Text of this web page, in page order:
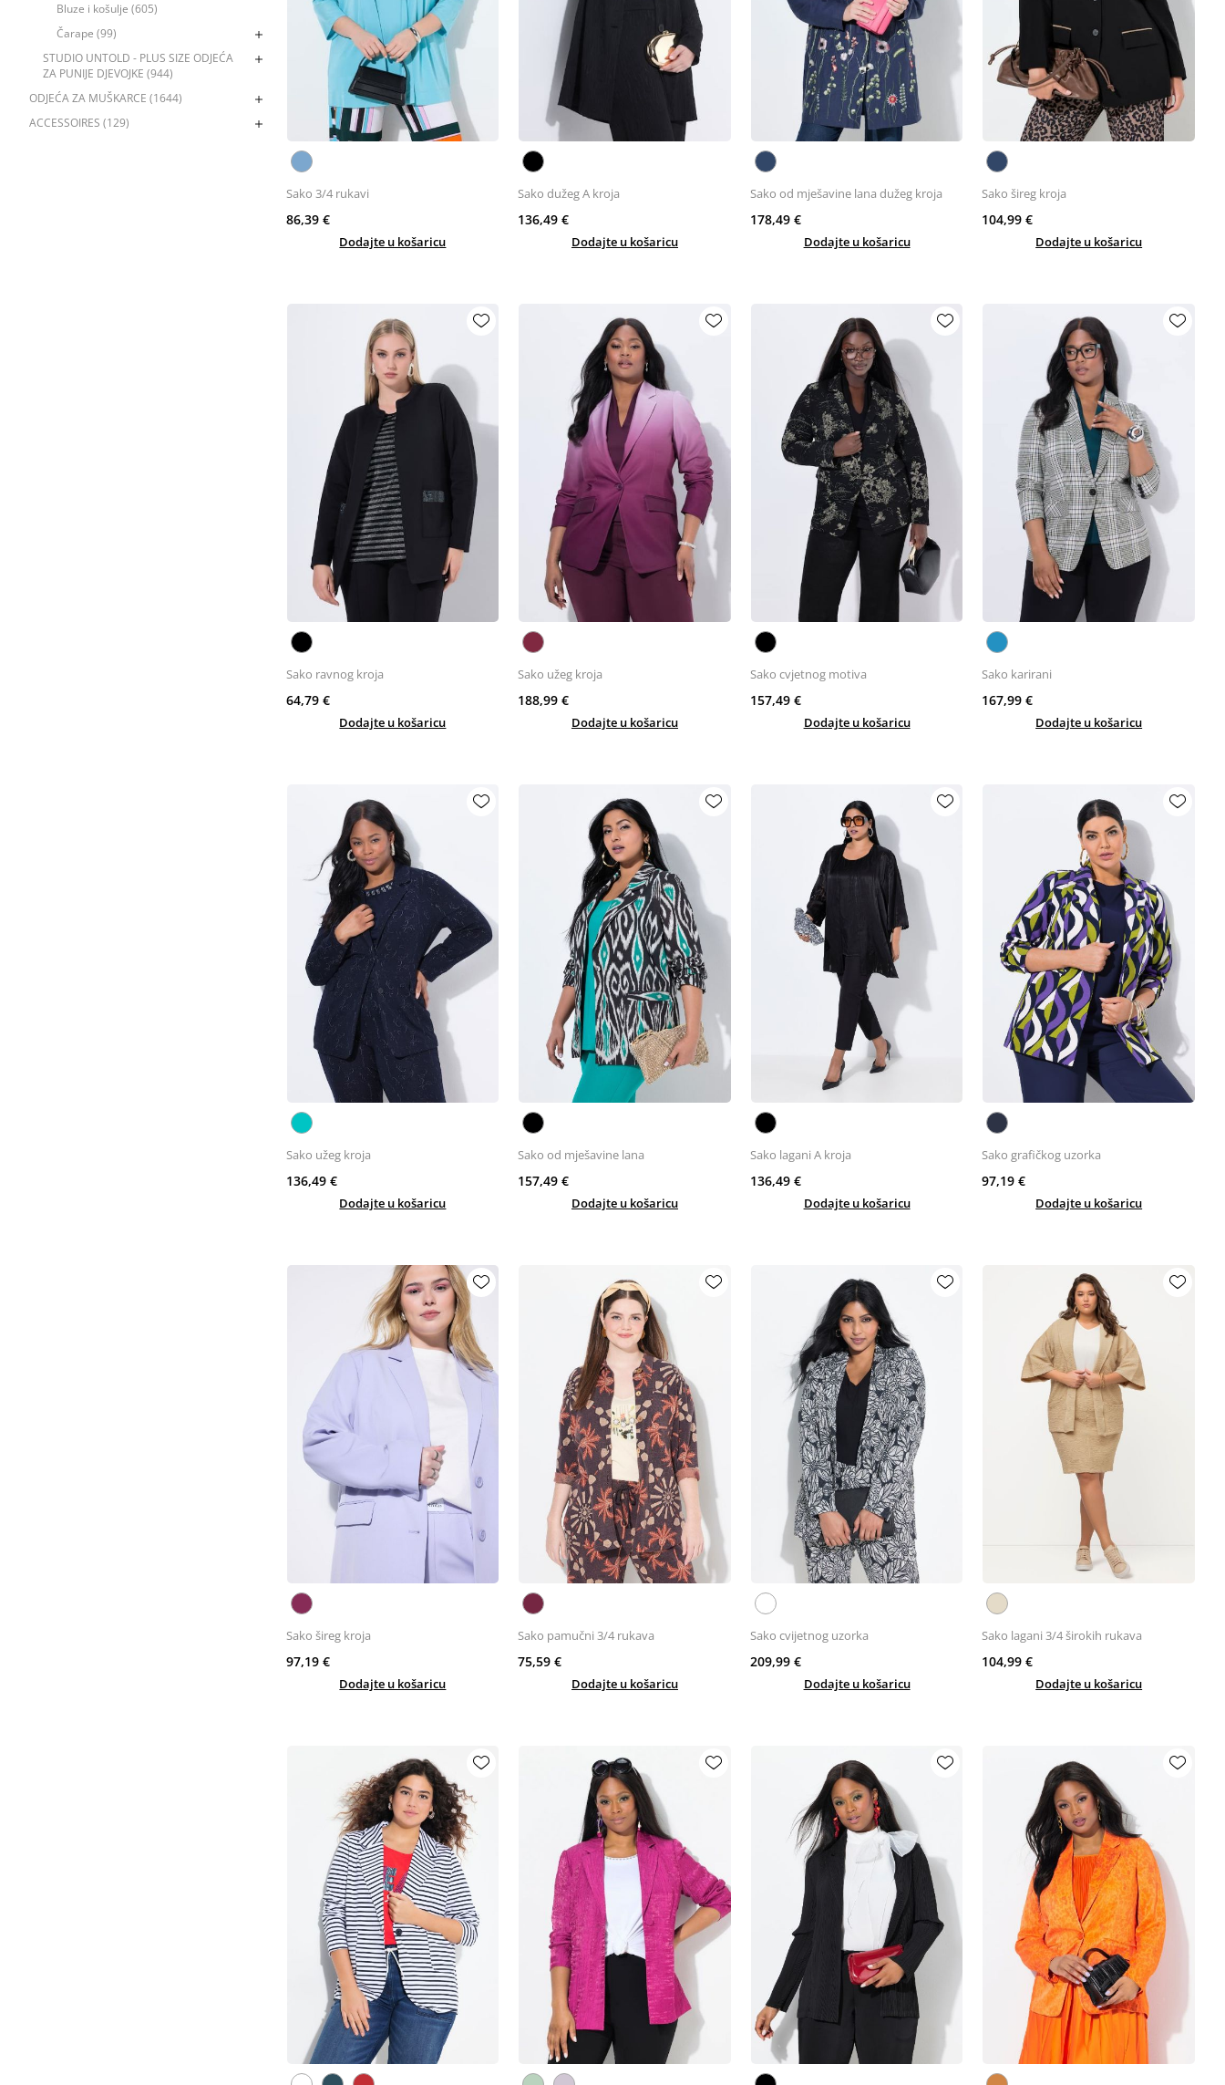
Bluze i košulje (605)
Čarape (99)
STUDIO UNTOLD - PLUS SIZE ODJEĆA
ZA PUNIJE DJEVOJKE (944)
ODJEĆA ZA MUŠKARCE (1644)
ACCESSOIRES (129)
Sako 3/4 rukavi
86,39 €
Dodajte u košaricu
Sako dužeg A kroja
136,49 €
Dodajte u košaricu
Sako od mješavine lana dužeg kroja
178,49 €
Dodajte u košaricu
Sako šireg kroja
104,99 €
Dodajte u košaricu
Sako ravnog kroja
64,79 €
Dodajte u košaricu
Sako užeg kroja
188,99 €
Dodajte u košaricu
Sako cvjetnog motiva
157,49 €
Dodajte u košaricu
Sako karirani
167,99 €
Dodajte u košaricu
Sako užeg kroja
136,49 €
Dodajte u košaricu
Sako od mješavine lana
157,49 €
Dodajte u košaricu
Sako lagani A kroja
136,49 €
Dodajte u košaricu
Sako grafičkog uzorka
97,19 €
Dodajte u košaricu
Sako šireg kroja
97,19 €
Dodajte u košaricu
Sako pamučni 3/4 rukava
75,59 €
Dodajte u košaricu
Sako cvijetnog uzorka
209,99 €
Dodajte u košaricu
Sako lagani 3/4 širokih rukava
104,99 €
Dodajte u košaricu